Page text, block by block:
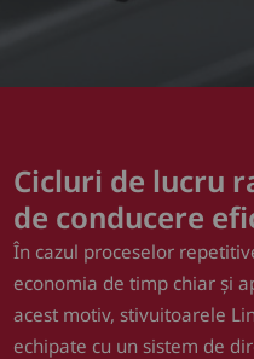
Cicluri de lucru
de conducere
În cazul proceselor
economia de timp chiar și
acest motiv, stivuitoarele
echipate cu un sistem de